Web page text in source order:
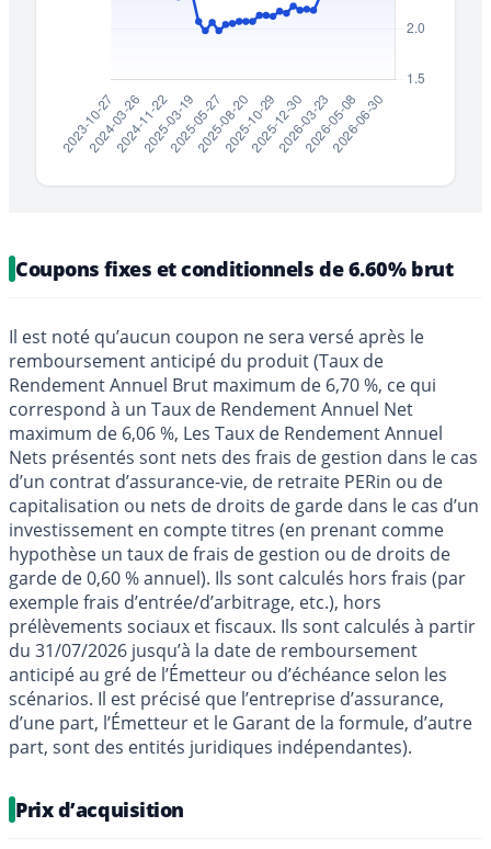
Coupons fixes et conditionnels de 6.60% brut
Il est noté qu’aucun coupon ne sera versé après le
remboursement anticipé du produit (Taux de
Rendement Annuel Brut maximum de 6,70 %, ce qui
correspond à un Taux de Rendement Annuel Net
maximum de 6,06 %, Les Taux de Rendement Annuel
Nets présentés sont nets des frais de gestion dans le cas
d’un contrat d’assurance-vie, de retraite PERin ou de
capitalisation ou nets de droits de garde dans le cas d’un
investissement en compte titres (en prenant comme
hypothèse un taux de frais de gestion ou de droits de
garde de 0,60 % annuel). Ils sont calculés hors frais (par
exemple frais d’entrée/d’arbitrage, etc.), hors
prélèvements sociaux et fiscaux. Ils sont calculés à partir
du 31/07/2026 jusqu’à la date de remboursement
anticipé au gré de l’Émetteur ou d’échéance selon les
scénarios. Il est précisé que l’entreprise d’assurance,
d’une part, l’Émetteur et le Garant de la formule, d’autre
part, sont des entités juridiques indépendantes).
Prix d’acquisition